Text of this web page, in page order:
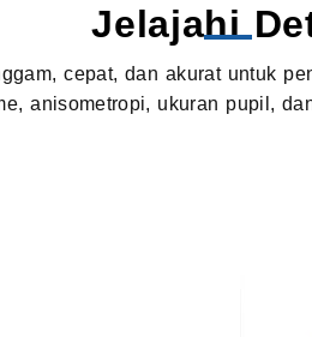
Jelajahi
cepat, dan akurat untuk
anisometropi, ukuran pupil,